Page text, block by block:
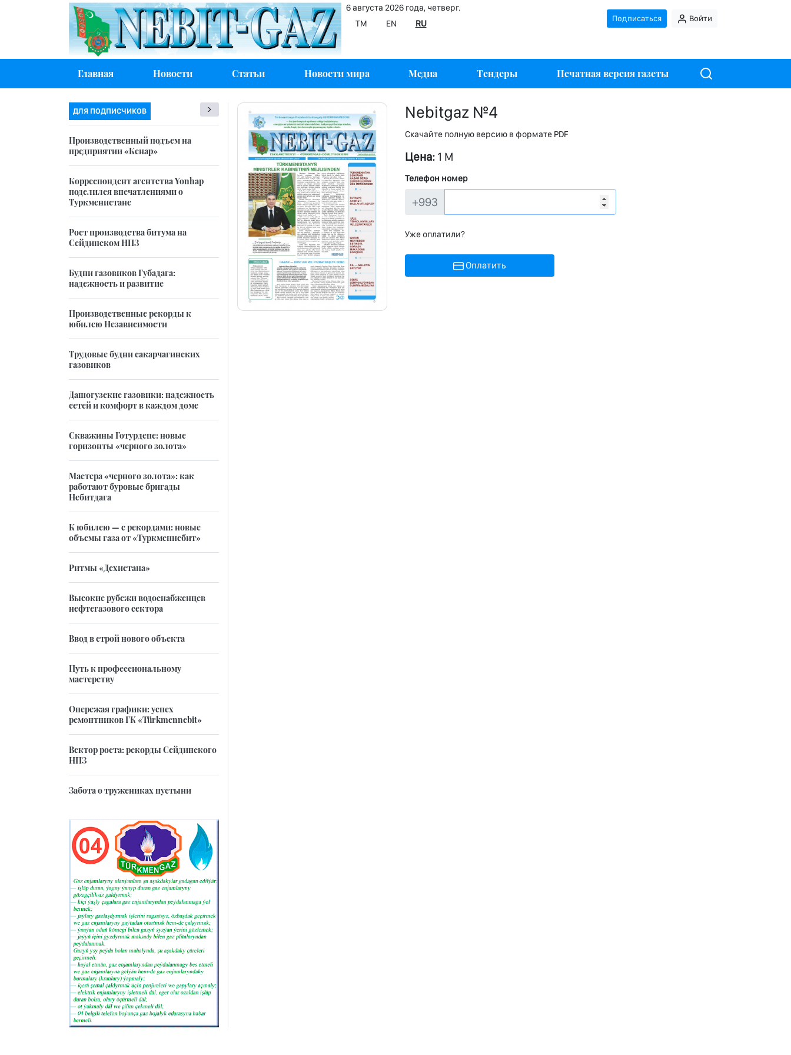
6 августа 2026 года, четверг.
TM
EN RU
Подписаться Войти
Главная Новости Статьи Новости мира Медиа Тендеры Печатная версия газеты
Nebitgaz №4
Скачайте полную версию в формате PDF
Цена:1 M
Телефон номер
+993
Уже оплатили?
Оплатить
ДЛЯ ПОДПИСЧИКОВ
Производственный подъем на
предприятии «Кенар»
Корреспондент агентства Yonhap
поделился впечатлениями о
Туркменистане
Рост производства битума на
Сейдинском НПЗ
Будни газовиков Губадага:
надежность и развитие
Производственные рекорды к
юбилею Независимости
Трудовые будни сакарчагинских
газовиков
Дашогузские газовики: надежность
сетей и комфорт в каждом доме
Скважины Готурдепе: новые
горизонты «черного золота»
Мастера «черного золота»: как
работают буровые бригады
Небитдага
К юбилею — с рекордами: новые
объемы газа от «Туркменнебит»
Ритмы «Дехистана»
Высокие рубежи водоснабженцев
нефтегазового сектора
Ввод в строй нового объекта
Путь к профессиональному
мастерству
Опережая графики: успех
ремонтников ГК «Türkmennebit»
Вектор роста: рекорды Сейдинского
НПЗ
Забота о тружениках пустыни